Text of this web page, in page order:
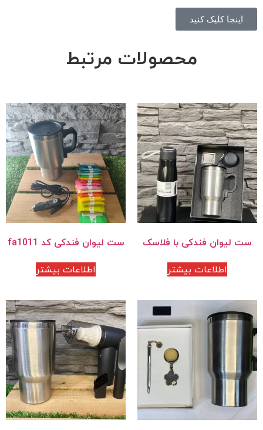
اینجا کلیک کنید
محصولات مرتبط
ست لیوان فندکی با فلاسک
اطلاعات بیشتر
ست لیوان فندکی کد fa1011
اطلاعات بیشتر